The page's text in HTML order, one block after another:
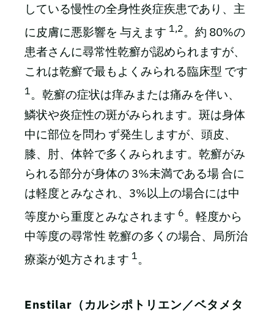
している慢性の全身性炎症疾患であり、主
に皮膚に悪影響を 与えます 1,2。約 80%の
患者さんに尋常性乾癬が認められますが、
これは乾癬で最もよくみられる臨床型 です
1。乾癬の症状は痒みまたは痛みを伴い、
鱗状や炎症性の斑がみられます。斑は身体
中に部位を問わ ず発生しますが、頭皮、
膝、肘、体幹で多くみられます。乾癬がみ
られる部分が身体の 3%未満である場 合に
は軽度とみなされ、3%以上の場合には中
等度から重度とみなされます 6。軽度から
中等度の尋常性 乾癬の多くの場合、局所治
療薬が処方されます 1。
Enstilar（カルシポトリエン／ベタメタ